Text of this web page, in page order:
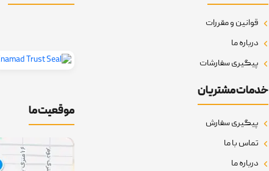
قوانین و مقررات
درباره ما
پیگیری سفارشات
خدمات مشتریان
پیگیری سفارش
تماس با ما
درباره ما
موقعیت ما